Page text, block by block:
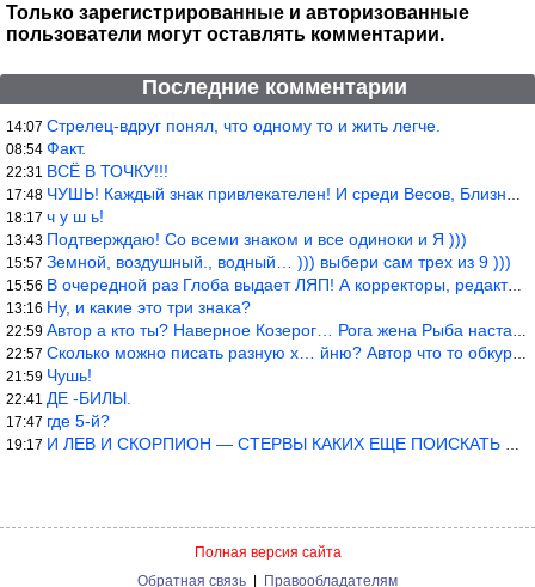
Только зарегистрированные и авторизованные
пользователи могут оставлять комментарии.
Последние комментарии
14:07 Стрелец-вдруг понял, что одному то и жить легче.
08:54 Факт.
22:31 ВСЁ В ТОЧКУ!!!
17:48 ЧУШЬ! Каждый знак привлекателен! И среди Весов, Близнецов встреч
18:17 ч у ш ь!
13:43 Подтверждаю! Со всеми знаком и все одиноки и Я )))
15:57 Земной, воздушный., водный… ))) выбери сам трех из 9 )))
15:56 В очередной раз Глоба выдает ЛЯП! А корректоры, редакторы пропус
13:16 Ну, и какие это три знака?
22:59 Автор а кто ты? Наверное Козерог… Рога жена Рыба наставила ))
22:57 Сколько можно писать разную х… йню? Автор что то обкурился?
21:59 Чушь!
22:41 ДЕ -БИЛЫ.
17:47 где 5-й?
19:17 И ЛЕВ И СКОРПИОН — СТЕРВЫ КАКИХ ЕЩЕ ПОИСКАТЬ НАДО
Полная версия сайта
Обратная связь | Правообладателям